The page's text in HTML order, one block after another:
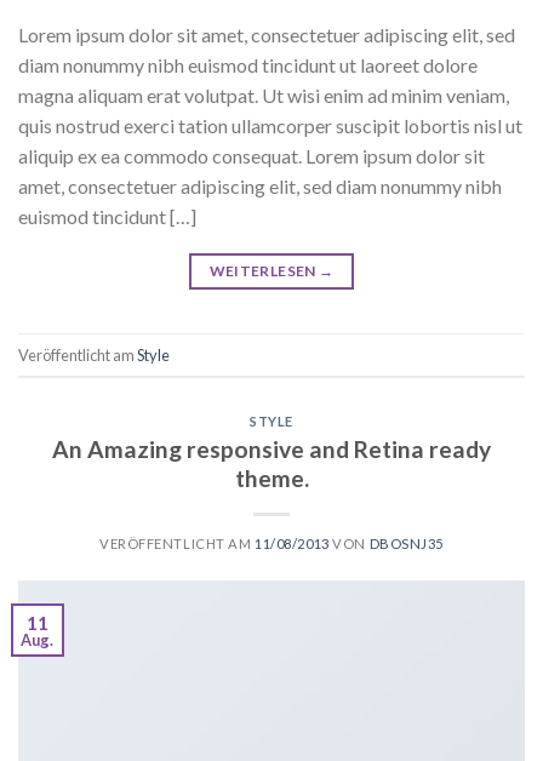
Lorem ipsum dolor sit amet, consectetuer adipiscing elit, sed
diam nonummy nibh euismod tincidunt ut laoreet dolore
magna aliquam erat volutpat. Ut wisi enim ad minim veniam,
quis nostrud exerci tation ullamcorper suscipit lobortis nisl ut
aliquip ex ea commodo consequat. Lorem ipsum dolor sit
amet, consectetuer adipiscing elit, sed diam nonummy nibh
euismod tincidunt […]
WEITERLESEN →
Veröffentlicht amStyle
STYLE
An Amazing responsive and Retina ready
theme.
VERÖFFENTLICHT AM 11/08/2013 VON DBOSNJ35
11
Aug.